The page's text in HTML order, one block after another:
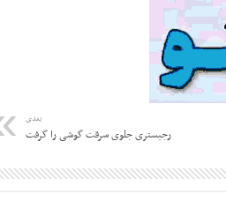
بعدی
رجیستری جلوی سرقت گوشی را گرفت